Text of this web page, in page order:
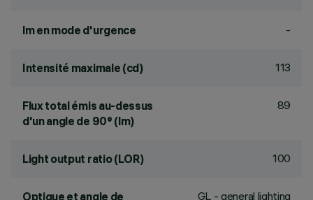
lm en mode d'urgence -
Intensité maximale (cd) 113
Flux total émis au-dessus
d'un angle de 90° (lm)
89
Light output ratio (LOR) 100
Optique et angle de GL - general lighting